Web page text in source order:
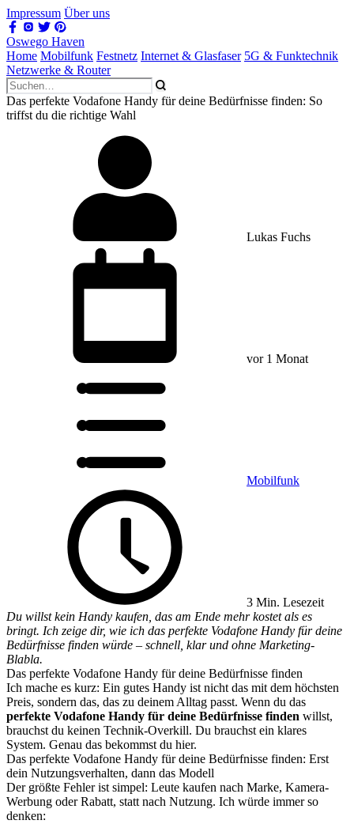
Impressum Über uns
Oswego Haven
Home Mobilfunk Festnetz Internet & Glasfaser 5G & Funktechnik
Netzwerke & Router
Das perfekte Vodafone Handy für deine Bedürfnisse finden: So
triffst du die richtige Wahl
Lukas Fuchs
vor 1 Monat
Mobilfunk
3 Min. Lesezeit
Du willst kein Handy kaufen, das am Ende mehr kostet als es
bringt. Ich zeige dir, wie ich das perfekte Vodafone Handy für deine
Bedürfnisse finden würde – schnell, klar und ohne Marketing-
Blabla.
Das perfekte Vodafone Handy für deine Bedürfnisse finden
Ich mache es kurz: Ein gutes Handy ist nicht das mit dem höchsten
Preis, sondern das, das zu deinem Alltag passt. Wenn du das
perfekte Vodafone Handy für deine Bedürfnisse finden willst,
brauchst du keinen Technik-Overkill. Du brauchst ein klares
System. Genau das bekommst du hier.
Das perfekte Vodafone Handy für deine Bedürfnisse finden: Erst
dein Nutzungsverhalten, dann das Modell
Der größte Fehler ist simpel: Leute kaufen nach Marke, Kamera-
Werbung oder Rabatt, statt nach Nutzung. Ich würde immer so
denken: